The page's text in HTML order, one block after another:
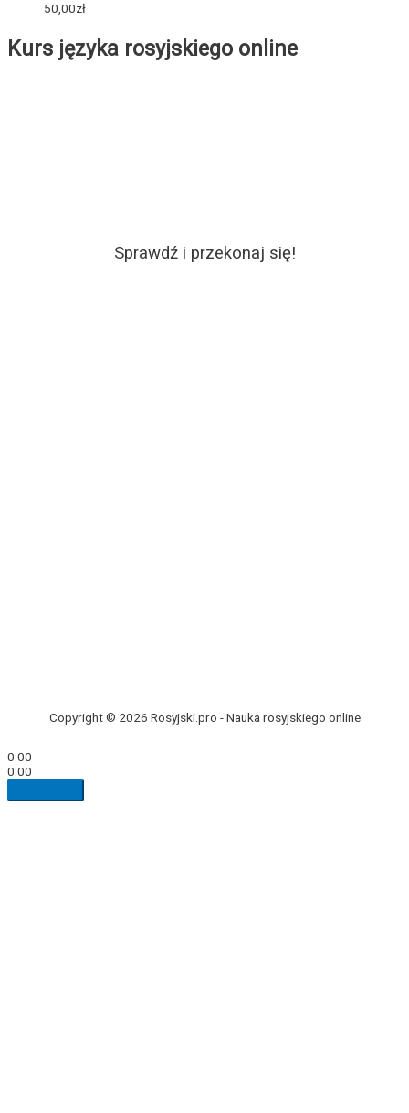
50,00zł
Kurs języka rosyjskiego online
Sprawdź i przekonaj się!
Copyright © 2026 Rosyjski.pro -Nauka rosyjskiego online
0:00
0:00